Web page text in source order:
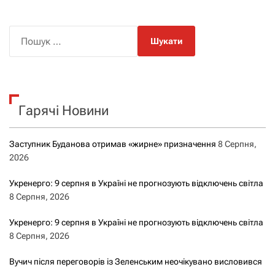
к
Гарячі Новини
Заступник Буданова отримав «жирне» призначення 8 Серпня,
2026
Укренерго: 9 серпня в Україні не прогнозують відключень світла
8 Серпня, 2026
Укренерго: 9 серпня в Україні не прогнозують відключень світла
8 Серпня, 2026
Вучич після переговорів із Зеленським неочікувано висловився